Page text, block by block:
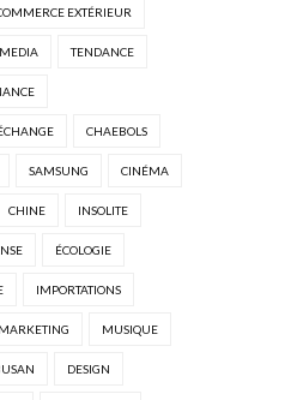
EXTÉRIEUR
MEDIA TENDANCE
CHAEBOLS
SAMSUNG CINÉMA
CHINE INSOLITE
ÉCOLOGIE
IMPORTATIONS
MARKETING MUSIQUE
DESIGN